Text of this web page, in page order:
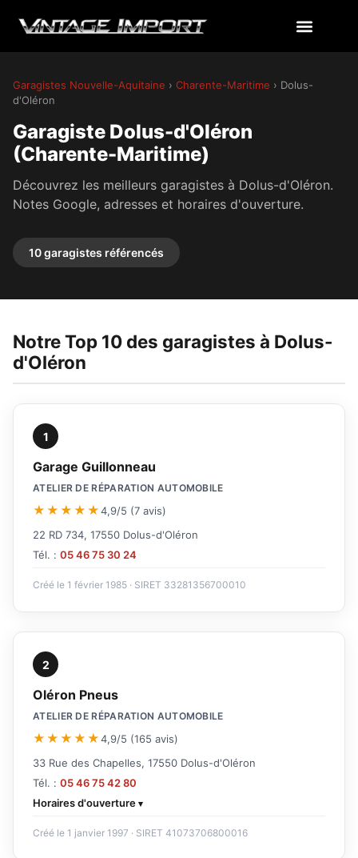
Garagistes Nouvelle-Aquitaine › Charente-Maritime › Dolus-
d'Oléron
Garagiste Dolus-d'Oléron
(Charente-Maritime)
Découvrez les meilleurs garagistes à Dolus-d'Oléron.
Notes Google, adresses et horaires d'ouverture.
10 garagistes référencés
Notre Top 10 des garagistes à Dolus-
d'Oléron
1
Garage Guillonneau
ATELIER DE RÉPARATION AUTOMOBILE
★★★★★4,9/5 (7 avis)
22 RD 734, 17550 Dolus-d'Oléron
Tél. : 05 46 75 30 24
Créé le 1 février 1985 · SIRET 33281356700010
2
Oléron Pneus
ATELIER DE RÉPARATION AUTOMOBILE
★★★★★4,9/5 (165 avis)
33 Rue des Chapelles, 17550 Dolus-d'Oléron
Tél. : 05 46 75 42 80
Horaires d'ouverture
Créé le 1 janvier 1997 · SIRET 41073706800016